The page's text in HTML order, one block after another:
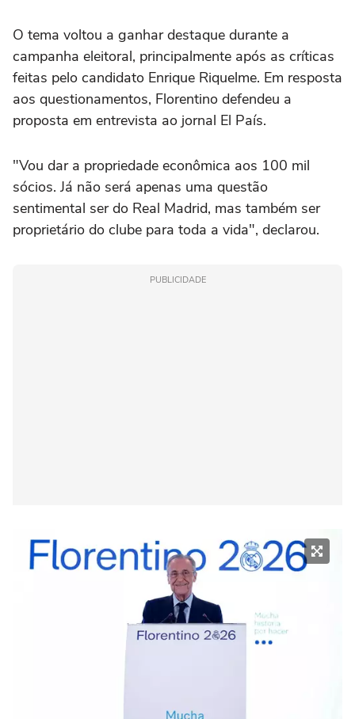
O tema voltou a ganhar destaque durante a
campanha eleitoral, principalmente após as críticas
feitas pelo candidato Enrique Riquelme. Em resposta
aos questionamentos, Florentino defendeu a
proposta em entrevista ao jornal El País.
"Vou dar a propriedade econômica aos 100 mil
sócios. Já não será apenas uma questão
sentimental ser do Real Madrid, mas também ser
proprietário do clube para toda a vida", declarou.
PUBLICIDADE